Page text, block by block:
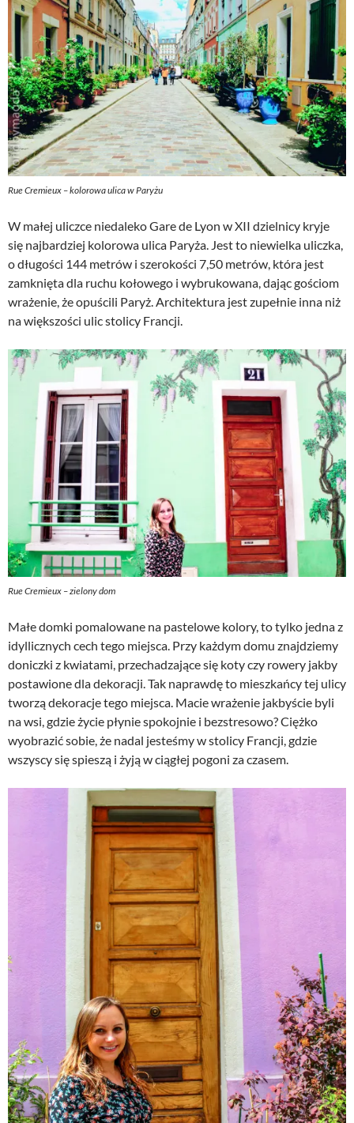
Rue Cremieux – kolorowa ulica w Paryżu
W małej uliczce niedaleko Gare de Lyon w XII dzielnicy kryje
się najbardziej kolorowa ulica Paryża. Jest to niewielka uliczka,
o długości 144 metrów i szerokości 7,50 metrów, która jest
zamknięta dla ruchu kołowego i wybrukowana, dając gościom
wrażenie, że opuścili Paryż. Architektura jest zupełnie inna niż
na większości ulic stolicy Francji.
Rue Cremieux – zielony dom
Małe domki pomalowane na pastelowe kolory, to tylko jedna z
idyllicznych cech tego miejsca. Przy każdym domu znajdziemy
doniczki z kwiatami, przechadzające się koty czy rowery jakby
postawione dla dekoracji. Tak naprawdę to mieszkańcy tej ulicy
tworzą dekoracje tego miejsca. Macie wrażenie jakbyście byli
na wsi, gdzie życie płynie spokojnie i bezstresowo? Ciężko
wyobrazić sobie, że nadal jesteśmy w stolicy Francji, gdzie
wszyscy się spieszą i żyją w ciągłej pogoni za czasem.